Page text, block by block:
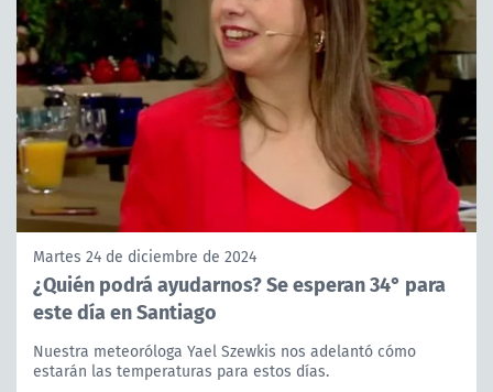
Martes 24 de diciembre de 2024
¿Quién podrá ayudarnos? Se esperan 34° para
este día en Santiago
Nuestra meteoróloga Yael Szewkis nos adelantó cómo
estarán las temperaturas para estos días.